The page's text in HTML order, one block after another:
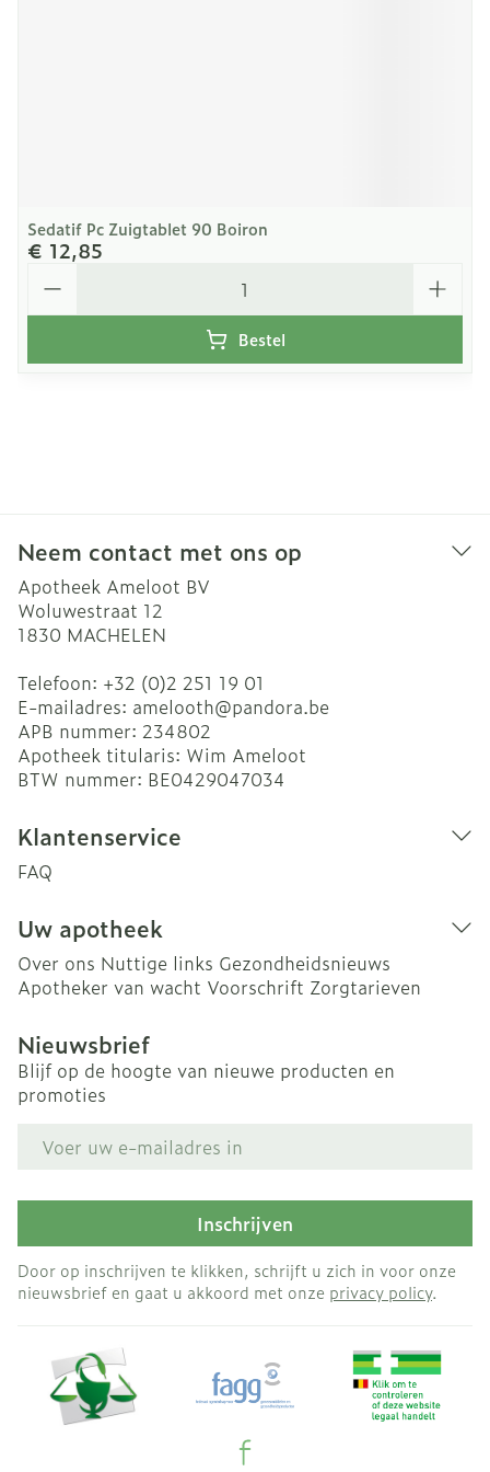
Sedatif Pc Zuigtablet 90 Boiron
€ 12,85
Bestel
Neem contact met ons op
Apotheek Ameloot BV
Woluwestraat 12
1830 MACHELEN
Telefoon: +32 (0)2 251 19 01
E-mailadres: amelooth@pandora.be
APB nummer: 234802
Apotheek titularis: Wim Ameloot
BTW nummer: BE0429047034
Klantenservice
FAQ
Uw apotheek
Over ons Nuttige links Gezondheidsnieuws
Apotheker van wacht Voorschrift Zorgtarieven
Nieuwsbrief
Blijf op de hoogte van nieuwe producten en
promoties
Inschrijven
Door op inschrijven te klikken, schrijft u zich in voor onze
nieuwsbrief en gaat u akkoord met onze privacy policy.